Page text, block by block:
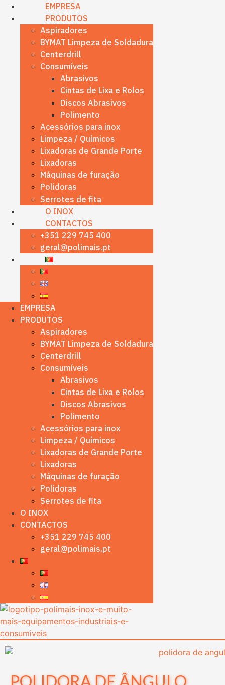
content
EMPRESA
PRODUTOS
Aspiradores
BYMAT Limpeza de Soldadura
Centerdrill
Consumíveis
Abrasivos
Cintas de Lixa e Rolos
Discos Abrasivos
Polimento
Acessórios para inox
Limpeza / Químicos
Lixadoras de Grande Porte
Lixadoras
Máquinas de furação
Polidoras
Serrotes de fita
O INOX
CONTACTOS
+351 229 745 400
geral@polimais.pt
EMPRESA
PRODUTOS
Aspiradores
BYMAT Limpeza de Soldadura
Centerdrill
Consumíveis
Abrasivos
Cintas de Lixa e Rolos
Discos Abrasivos
Polimento
Acessórios para inox
Limpeza / Químicos
Lixadoras de Grande Porte
Lixadoras
Máquinas de furação
Polidoras
Serrotes de fita
O INOX
CONTACTOS
+351 229 745 400
geral@polimais.pt
POLIDORA DE ÂNGULO